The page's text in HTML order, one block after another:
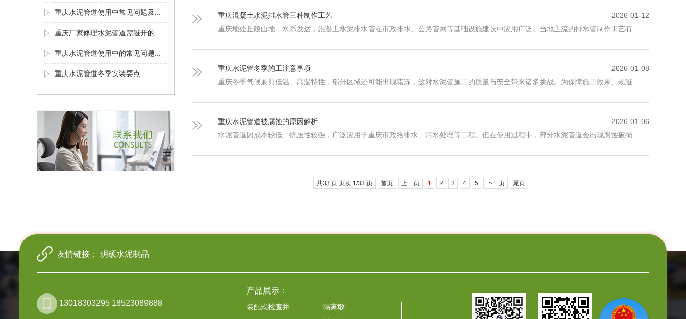
重庆水泥管道使用中常见问题及...
重庆厂家修理水泥管道需避开的...
重庆水泥管道使用中的常见问题...
重庆水泥管道冬季安装要点
重庆混凝土水泥排水管三种制作工艺
2026-01-12
重庆地处丘陵山地，水系发达，混凝土水泥排水管在市政排水、公路管网等基础设施建设中应用广泛。当地主流的排水管制作工艺有
重庆水泥管冬季施工注意事项
2026-01-08
重庆冬季气候兼具低温、高湿特性，部分区域还可能出现霜冻，这对水泥管施工的质量与安全带来诸多挑战。为保障施工效果、规避
重庆水泥管道被腐蚀的原因解析
2026-01-06
水泥管道因成本较低、抗压性较强，广泛应用于重庆市政给排水、污水处理等工程。但在使用过程中，部分水泥管道会出现腐蚀破损
共33 页 页次:1/33 页 首页 上一页 1 2 3 4 5 下一页 尾页
友情链接： 玥硕水泥制品
13018303295 18523089888
产品展示：
装配式检查井
隔离墩